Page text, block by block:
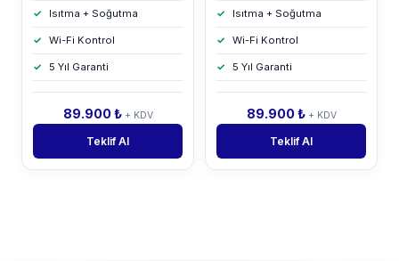
Isıtma + Soğutma
Wi-Fi Kontrol
5 Yıl Garanti
89.900 ₺ + KDV
Teklif Al
Isıtma + Soğutma
Wi-Fi Kontrol
5 Yıl Garanti
89.900 ₺ + KDV
Teklif Al